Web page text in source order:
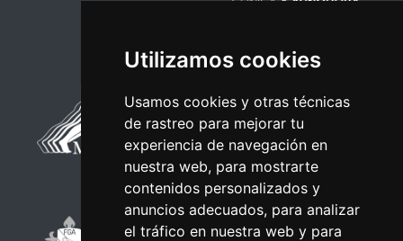
Utilizamos cookies
Usamos cookies y otras técnicas
de rastreo para mejorar tu
experiencia de navegación en
nuestra web, para mostrarte
contenidos personalizados y
anuncios adecuados, para analizar
el tráfico en nuestra web y para